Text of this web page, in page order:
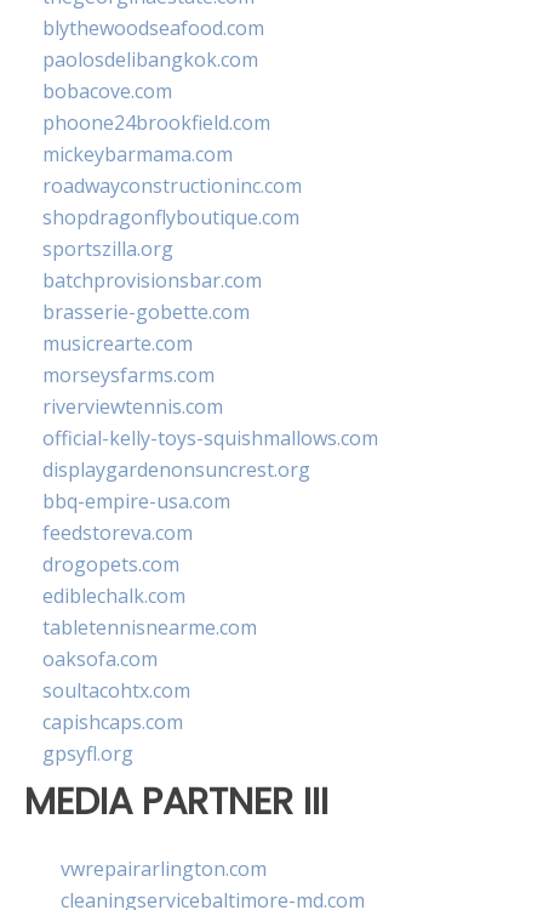
blythewoodseafood.com
paolosdelibangkok.com
bobacove.com
phoone24brookfield.com
mickeybarmama.com
roadwayconstructioninc.com
shopdragonflyboutique.com
sportszilla.org
batchprovisionsbar.com
brasserie-gobette.com
musicrearte.com
morseysfarms.com
riverviewtennis.com
official-kelly-toys-squishmallows.com
displaygardenonsuncrest.org
bbq-empire-usa.com
feedstoreva.com
drogopets.com
ediblechalk.com
tabletennisnearme.com
oaksofa.com
soultacohtx.com
capishcaps.com
gpsyfl.org
MEDIA PARTNER III
vwrepairarlington.com
cleaningservicebaltimore-md.com